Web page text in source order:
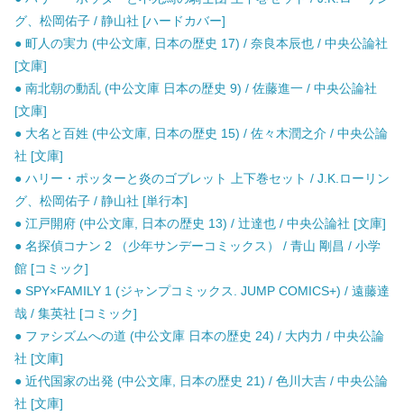
グ、松岡佑子 / 静山社 [ハードカバー]
● 町人の実力 (中公文庫, 日本の歴史 17) / 奈良本辰也 / 中央公論社
[文庫]
● 南北朝の動乱 (中公文庫 日本の歴史 9) / 佐藤進一 / 中央公論社
[文庫]
● 大名と百姓 (中公文庫, 日本の歴史 15) / 佐々木潤之介 / 中央公論
社 [文庫]
● ハリー・ポッターと炎のゴブレット 上下巻セット / J.K.ローリン
グ、松岡佑子 / 静山社 [単行本]
● 江戸開府 (中公文庫, 日本の歴史 13) / 辻達也 / 中央公論社 [文庫]
● 名探偵コナン 2 （少年サンデーコミックス） / 青山 剛昌 / 小学
館 [コミック]
● SPY×FAMILY 1 (ジャンプコミックス. JUMP COMICS+) / 遠藤達
哉 / 集英社 [コミック]
● ファシズムへの道 (中公文庫 日本の歴史 24) / 大内力 / 中央公論
社 [文庫]
● 近代国家の出発 (中公文庫, 日本の歴史 21) / 色川大吉 / 中央公論
社 [文庫]